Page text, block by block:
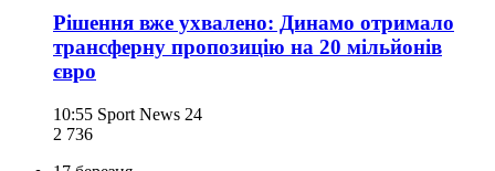
Рішення вже ухвалено: Динамо отримало
трансферну пропозицію на 20 мільйонів
євро
10:55 Sport News 24
2 736